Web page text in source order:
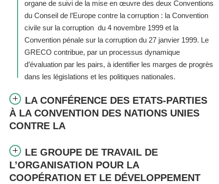
organe de suivi de la mise en œuvre des deux Conventions
du Conseil de l’Europe contre la corruption : la Convention
civile sur la corruption du 4 novembre 1999 et la
Convention pénale sur la corruption du 27 janvier 1999. Le
GRECO contribue, par un processus dynamique
d’évaluation par les pairs, à identifier les marges de progrès
dans les législations et les politiques nationales.
LA CONFÉRENCE DES ETATS-PARTIES
À LA CONVENTION DES NATIONS UNIES
CONTRE LA
LE GROUPE DE TRAVAIL DE
L’ORGANISATION POUR LA
COOPÉRATION ET LE DÉVELOPPEMENT